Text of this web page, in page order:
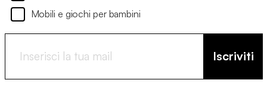
Mobili e giochi per bambini
Iscriviti